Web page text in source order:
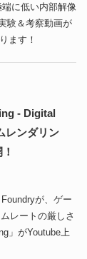
に低い内部解像
験＆考察動画が
ます！
- Digital
レンダリン
が、ゲー
レートの厳しさ
」がYoutube上